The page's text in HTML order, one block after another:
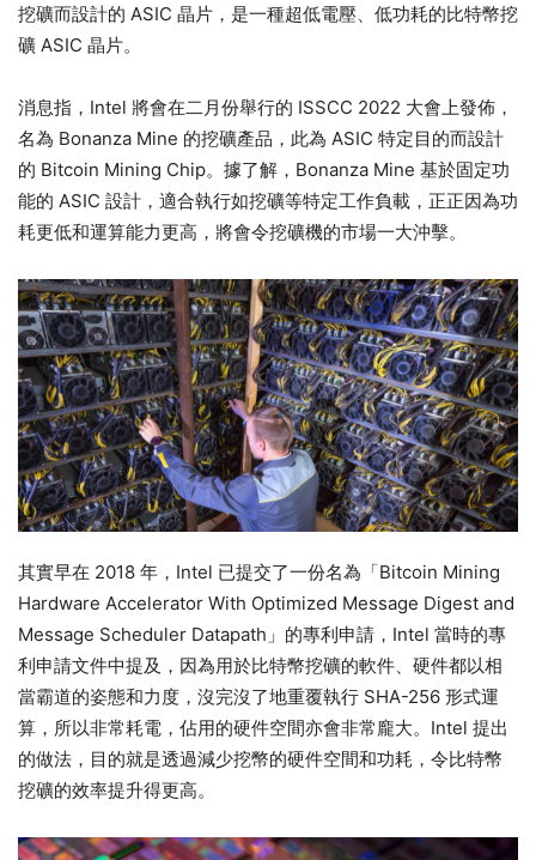
挖礦而設計的 ASIC 晶片，是一種超低電壓、低功耗的比特幣挖
礦 ASIC 晶片。
消息指，Intel 將會在二月份舉行的 ISSCC 2022 大會上發佈，
名為 Bonanza Mine 的挖礦產品，此為 ASIC 特定目的而設計
的 Bitcoin Mining Chip。據了解，Bonanza Mine 基於固定功
能的 ASIC 設計，適合執行如挖礦等特定工作負載，正正因為功
耗更低和運算能力更高，將會令挖礦機的市場一大沖擊。
其實早在 2018 年，Intel 已提交了一份名為「Bitcoin Mining
Hardware Accelerator With Optimized Message Digest and
Message Scheduler Datapath」的專利申請，Intel 當時的專
利申請文件中提及，因為用於比特幣挖礦的軟件、硬件都以相
當霸道的姿態和力度，沒完沒了地重覆執行 SHA-256 形式運
算，所以非常耗電，佔用的硬件空間亦會非常龐大。Intel 提出
的做法，目的就是透過減少挖幣的硬件空間和功耗，令比特幣
挖礦的效率提升得更高。